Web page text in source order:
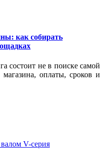
как собирать
состоит не в поиске самой
оплаты, сроков и
V-серия